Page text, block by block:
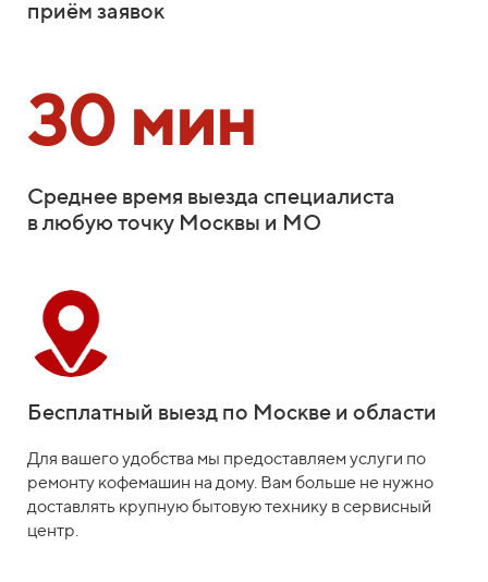
приём заявок
30 мин
Среднее время выезда специалиста
в любую точку Москвы и МО
Бесплатный выезд по Москве и области
Для вашего удобства мы предоставляем услуги по
ремонту кофемашин на дому. Вам больше не нужно
доставлять крупную бытовую технику в сервисный
центр.